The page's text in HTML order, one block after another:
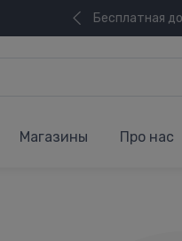
Бесплатная
Магазины Про нас